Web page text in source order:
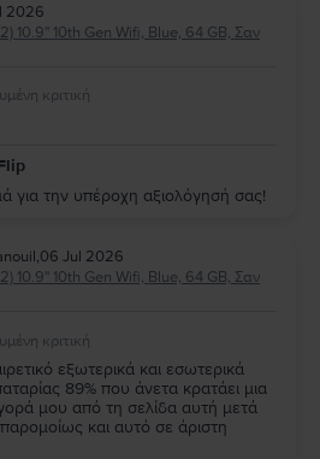
2026
10.9" 10th Gen Wifi, Blue, 64 GB, Σαν
κριτική
για την υπέροχη αξιολόγησή σας!
,06 Jul 2026
10.9" 10th Gen Wifi, Blue, 64 GB, Σαν
κριτική
εξωτερικά και εσωτερικά
89% που άνετα κρατάει μια
μου από τη σελίδα αυτή μετά
και αυτό σε άριστη